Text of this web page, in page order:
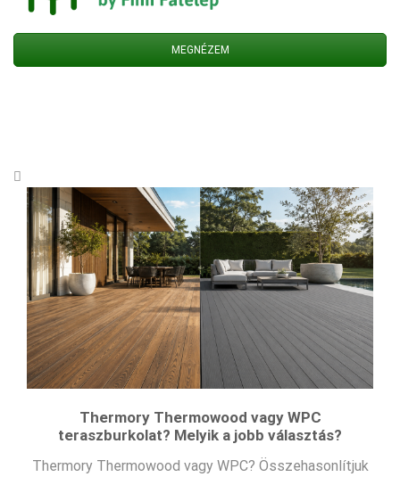
MEGNÉZEM
Thermory Thermowood vagy WPC
teraszburkolat? Melyik a jobb választás?
Thermory Thermowood vagy WPC? Összehasonlítjuk